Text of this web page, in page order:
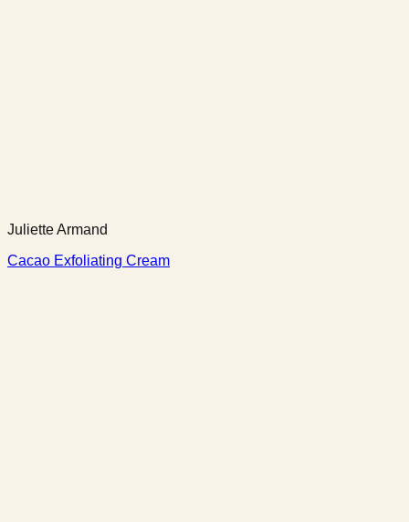
Juliette Armand
Cacao Exfoliating Cream